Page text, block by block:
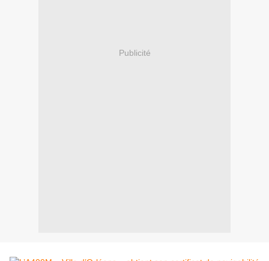
Publicité